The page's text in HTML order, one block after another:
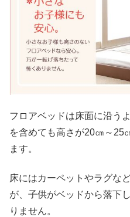
フロアベッドは床面に沿う
を含めても高さが20㎝～25
ます。
床にはカーペットやラグな
が、子供がベッドから落下
りません。